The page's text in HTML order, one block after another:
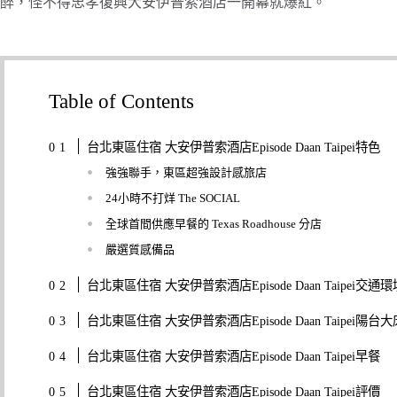
Table of Contents
台北東區住宿 大安伊普索酒店Episode Daan Taipei特色
強強聯手，東區超強設計感旅店
24小時不打烊 The SOCIAL
全球首間供應早餐的 Texas Roadhouse 分店
嚴選質感備品
台北東區住宿 大安伊普索酒店Episode Daan Taipei交通環
台北東區住宿 大安伊普索酒店Episode Daan Taipei陽台大
台北東區住宿 大安伊普索酒店Episode Daan Taipei早餐
台北東區住宿 大安伊普索酒店Episode Daan Taipei評價